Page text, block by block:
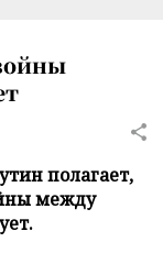
полагает,
между